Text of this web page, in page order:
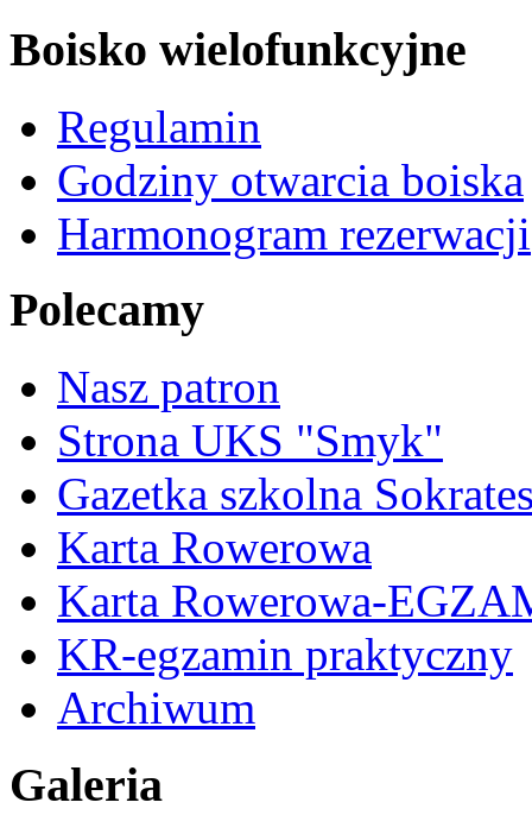
Boisko wielofunkcyjne
Regulamin
Godziny otwarcia boiska
Harmonogram rezerwacji
Polecamy
Nasz patron
Strona UKS "Smyk"
Gazetka szkolna
Karta Rowerowa
Karta Rowerowa-
KR-egzamin praktyczny
Archiwum
Galeria